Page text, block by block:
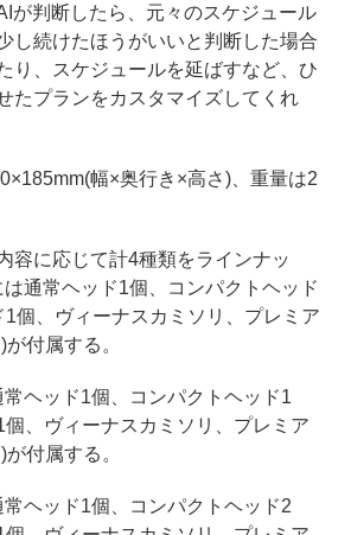
が判断したら、元々のスケジュール
し続けたほうがいいと判断した場合
り、スケジュールを延ばすなど、ひ
たプランをカスタマイズしてくれ
幅×奥行き×高さ)、重量は2
容に応じて計4種類をラインナッ
通常ヘッド1個、コンパクトヘッド
個、ヴィーナスカミソリ、プレミア
付属する。
常ヘッド1個、コンパクトヘッド1
、ヴィーナスカミソリ、プレミア
付属する。
常ヘッド1個、コンパクトヘッド2